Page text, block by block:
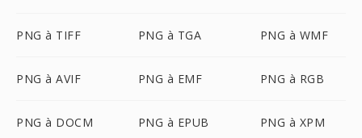
PNG à TIFF PNG à TGA PNG à WMF
PNG à AVIF PNG à EMF PNG à RGB
PNG à DOCM PNG à EPUB PNG à XPM